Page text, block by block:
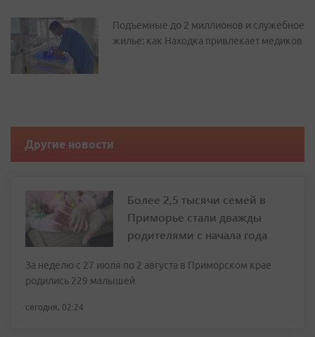
Подъемные до 2 миллионов и служебное
жилье: как Находка привлекает медиков
Другие новости
Более 2,5 тысячи семей в
Приморье стали дважды
родителями с начала года
За неделю с 27 июля по 2 августа в Приморском крае
родились 229 малышей
сегодня, 02:24